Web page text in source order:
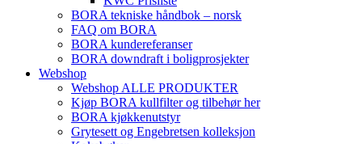
BORA tekniske håndbok – norsk
FAQ om BORA
BORA kundereferanser
BORA downdraft i boligprosjekter
Webshop
Webshop ALLE PRODUKTER
Kjøp BORA kullfilter og tilbehør her
BORA kjøkkenutstyr
Grytesett og Engebretsen kolleksjon